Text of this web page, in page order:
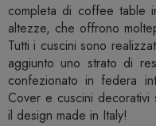
completa di coffee table
altezze, che offrono
Tutti i cuscini sono
aggiunto uno strato di
confezionato in federa
Cover e cuscini
il design made in Italy!